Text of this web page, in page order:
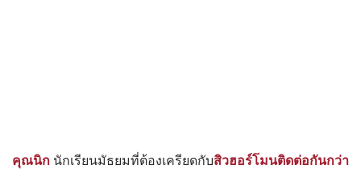
คุณนิก นักเรียนมัธยมที่ต้องเครียดกับสิวฮอร์โมนติดต่อกันกว่า